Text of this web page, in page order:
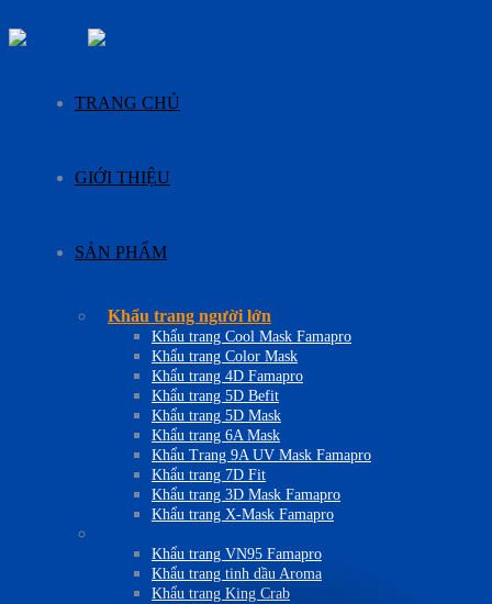
Skip
TRANG CHỦ
GIỚI THIỆU
SẢN PHẨM
Khẩu trang người lớn
Khẩu trang Cool Mask Famapro
Khẩu trang Color Mask
Khẩu trang 4D Famapro
Khẩu trang 5D Befit
Khẩu trang 5D Mask
Khẩu trang 6A Mask
Khẩu Trang 9A UV Mask Famapro
Khẩu trang 7D Fit
Khẩu trang 3D Mask Famapro
Khẩu trang X-Mask Famapro
Khẩu trang VN95 Famapro
Khẩu trang tinh dầu Aroma
Khẩu trang King Crab